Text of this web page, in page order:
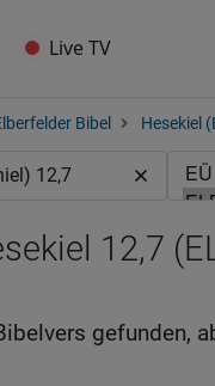
Live TV
Bibel Hesekiel
12,7
gefunden,